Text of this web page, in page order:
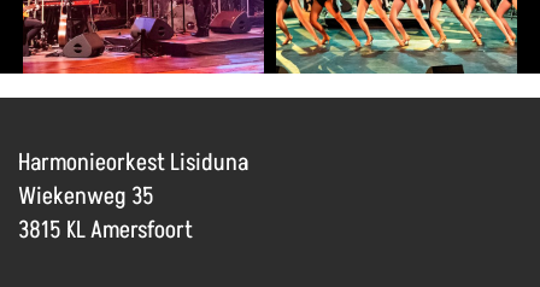
Harmonieorkest Lisiduna
Wiekenweg 35
3815 KL Amersfoort